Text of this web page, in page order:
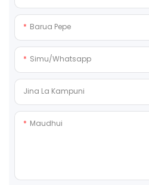
Barua Pepe
Simu/whatsapp
Jina La Kampuni
Maudhui